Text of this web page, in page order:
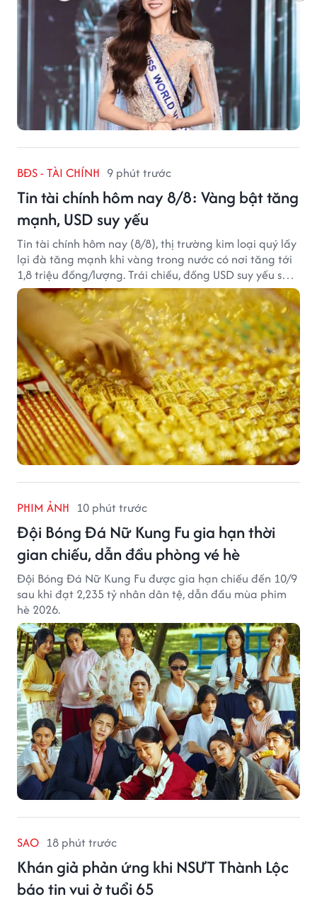
BĐS - TÀI CHÍNH 9 phút trước
Tin tài chính hôm nay 8/8: Vàng bật tăng
mạnh, USD suy yếu
Tin tài chính hôm nay (8/8), thị trường kim loại quý lấy
lại đà tăng mạnh khi vàng trong nước có nơi tăng tới
1,8 triệu đồng/lượng. Trái chiều, đồng USD suy yếu sau
báo cáo việc làm Mỹ kém tích cực.
PHIM ẢNH 10 phút trước
Đội Bóng Đá Nữ Kung Fu gia hạn thời
gian chiếu, dẫn đầu phòng vé hè
Đội Bóng Đá Nữ Kung Fu được gia hạn chiếu đến 10/9
sau khi đạt 2,235 tỷ nhân dân tệ, dẫn đầu mùa phim
hè 2026.
SAO 18 phút trước
Khán giả phản ứng khi NSƯT Thành Lộc
báo tin vui ở tuổi 65